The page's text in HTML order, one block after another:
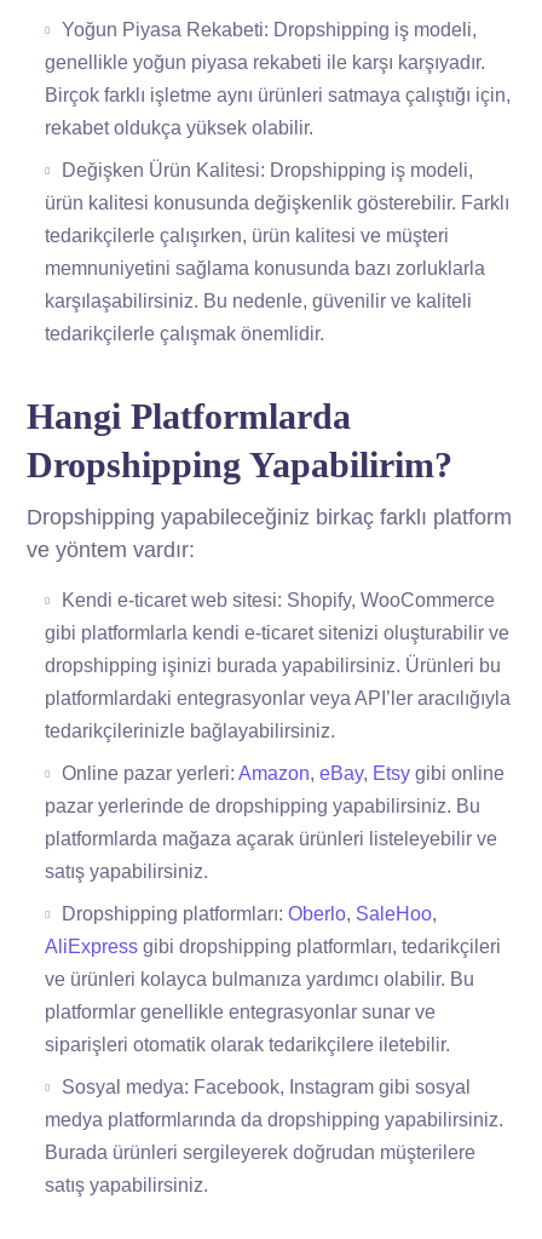
Yoğun Piyasa Rekabeti: Dropshipping iş modeli,
genellikle yoğun piyasa rekabeti ile karşı karşıyadır.
Birçok farklı işletme aynı ürünleri satmaya çalıştığı için,
rekabet oldukça yüksek olabilir.
Değişken Ürün Kalitesi: Dropshipping iş modeli,
ürün kalitesi konusunda değişkenlik gösterebilir. Farklı
tedarikçilerle çalışırken, ürün kalitesi ve müşteri
memnuniyetini sağlama konusunda bazı zorluklarla
karşılaşabilirsiniz. Bu nedenle, güvenilir ve kaliteli
tedarikçilerle çalışmak önemlidir.
Hangi Platformlarda
Dropshipping Yapabilirim?
Dropshipping yapabileceğiniz birkaç farklı platform
ve yöntem vardır:
Kendi e-ticaret web sitesi: Shopify, WooCommerce
gibi platformlarla kendi e-ticaret sitenizi oluşturabilir ve
dropshipping işinizi burada yapabilirsiniz. Ürünleri bu
platformlardaki entegrasyonlar veya API’ler aracılığıyla
tedarikçilerinizle bağlayabilirsiniz.
Online pazar yerleri:Amazon,eBay, Etsygibi online
pazar yerlerinde de dropshipping yapabilirsiniz. Bu
platformlarda mağaza açarak ürünleri listeleyebilir ve
satış yapabilirsiniz.
Dropshipping platformları:Oberlo, SaleHoo,
AliExpressgibi dropshipping platformları, tedarikçileri
ve ürünleri kolayca bulmanıza yardımcı olabilir. Bu
platformlar genellikle entegrasyonlar sunar ve
siparişleri otomatik olarak tedarikçilere iletebilir.
Sosyal medya: Facebook, Instagram gibi sosyal
medya platformlarında da dropshipping yapabilirsiniz.
Burada ürünleri sergileyerek doğrudan müşterilere
satış yapabilirsiniz.